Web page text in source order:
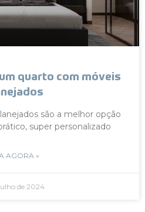
quarto com móveis
são a melhor opção
super personalizado
AGORA »
de 2024